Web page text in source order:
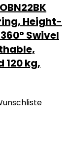
Height-
Swivel
120 kg,